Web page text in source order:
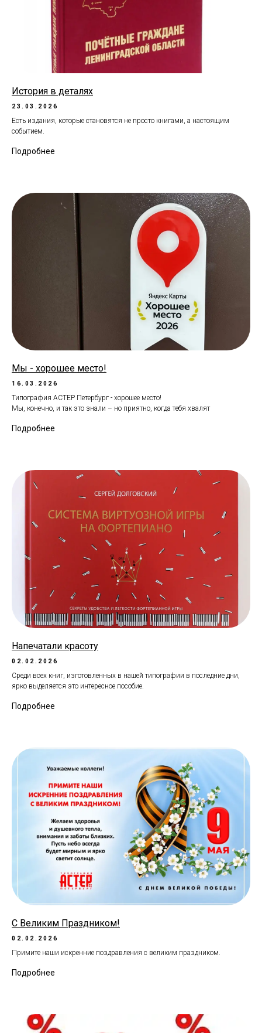
История в деталях
23.03.2026
Есть издания, которые становятся не просто книгами, а настоящим
событием.
Подробнее
Мы - хорошее место!
16.03.2026
Типография АСТЕР Петербург - хорошее место!
Мы, конечно, и так это знали – но приятно, когда тебя хвалят
Подробнее
Напечатали красоту
02.02.2026
Среди всех книг, изготовленных в нашей типографии в последние дни,
ярко выделяется это интересное пособие.
Подробнее
С Великим Праздником!
02.02.2026
Примите наши искренние поздравления с великим праздником.
Подробнее